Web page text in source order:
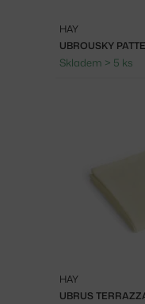
HAY
Skladem > 5 ks
UBRUS
HAY